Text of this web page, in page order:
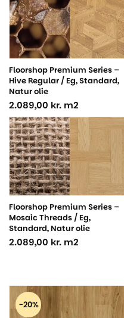
Floorshop Premium Series –
Hive Regular / Eg, Standard,
Natur olie
2.089,00 kr. m2
Floorshop Premium Series –
Mosaic Threads / Eg,
Standard, Natur olie
2.089,00 kr. m2
-20%